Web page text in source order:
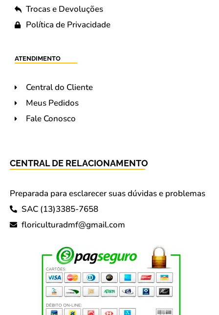
Trocas e Devoluções
Política de Privacidade
ATENDIMENTO
Central do Cliente
Meus Pedidos
Fale Conosco
CENTRAL DE RELACIONAMENTO
Preparada para esclarecer suas dúvidas e problemas
SAC (13)3385-7658
floriculturadmf@gmail.com